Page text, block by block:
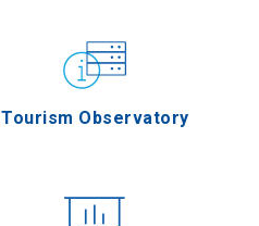
Tourism Observatory